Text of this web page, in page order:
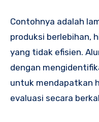
Contohnya adalah
produksi berlebihan,
yang tidak efisien.
dengan
untuk mendapatkan
evaluasi secara